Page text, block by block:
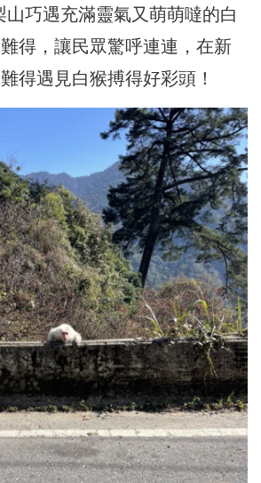
巧遇充滿靈氣又萌萌噠的白
得，讓民眾驚呼連連，在新
得遇見白猴搏得好彩頭！